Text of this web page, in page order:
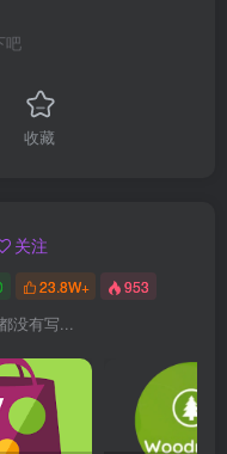
吧
收藏
关注
23.8W+ 953
没有写...